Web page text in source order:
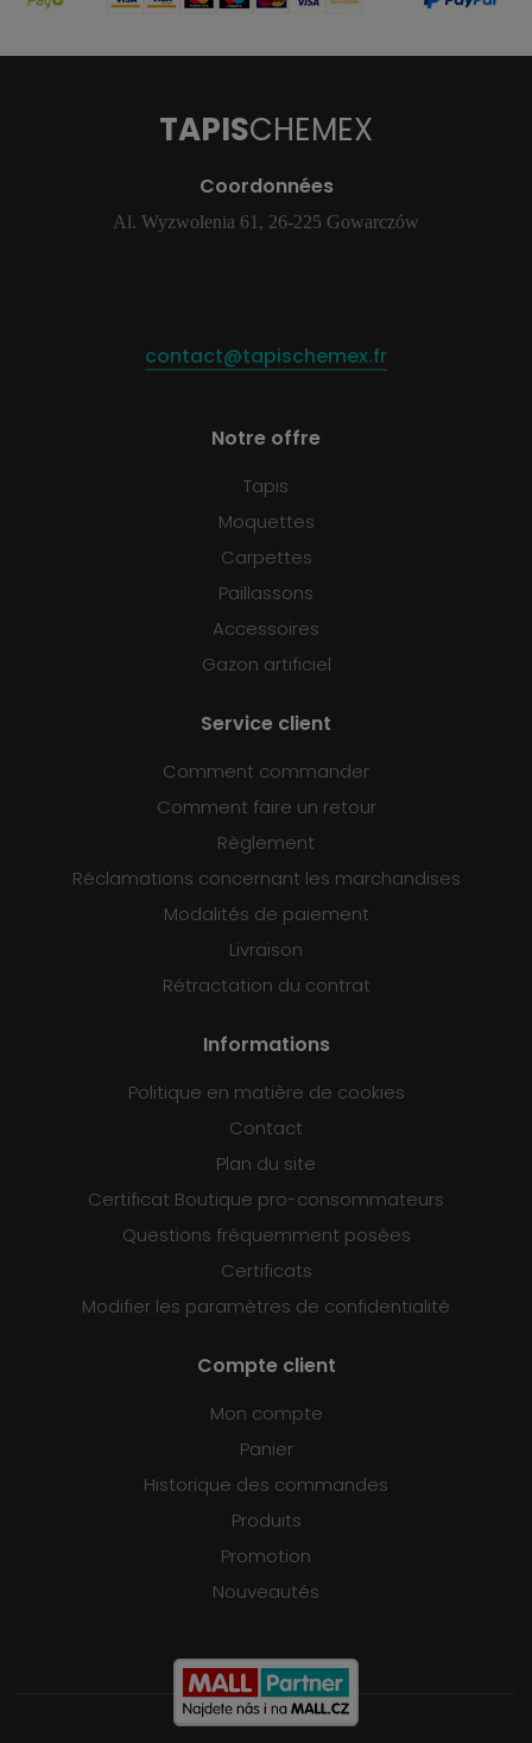
TAPISCHEMEX
Coordonnées
Al. Wyzwolenia 61, 26-225 Gowarczów
contact@tapischemex.fr
Notre offre
Tapis
Moquettes
Carpettes
Paillassons
Accessoires
Gazon artificiel
Service client
Comment commander
Comment faire un retour
Règlement
Réclamations concernant les marchandises
Modalités de paiement
Livraison
Rétractation du contrat
Informations
Politique en matière de cookies
Contact
Plan du site
Certificat Boutique pro-consommateurs
Questions fréquemment posées
Certificats
Modifier les paramètres de confidentialité
Compte client
Mon compte
Panier
Historique des commandes
Produits
Promotion
Nouveautés